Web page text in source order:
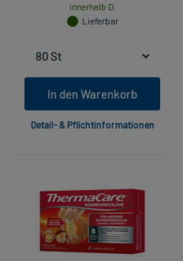
innerhalb D.
Lieferbar
In den Warenkorb
Detail- & Pflichtinformationen